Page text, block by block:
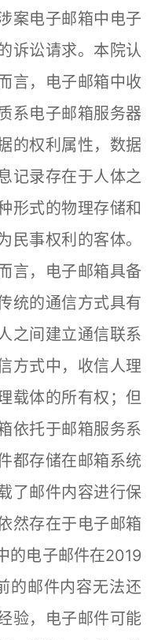
电子邮箱中电子
诉讼请求。本院认
言，电子邮箱中收
系电子邮箱服务器
的权利属性，数据
记录存在于人体之
形式的物理存储和
民事权利的客体。
言，电子邮箱具备
统的通信方式具有
之间建立通信联系
方式中，收信人理
载体的所有权；但
依托于邮箱服务系
都存储在邮箱系统
了邮件内容进行保
然存在于电子邮箱
的电子邮件在2019
的邮件内容无法还
验，电子邮件可能